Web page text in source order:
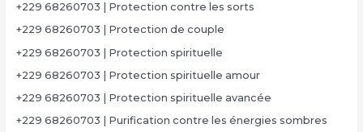
+229 68260703 | Protection contre les sorts
+229 68260703 | Protection de couple
+229 68260703 | Protection spirituelle
+229 68260703 | Protection spirituelle amour
+229 68260703 | Protection spirituelle avancée
+229 68260703 | Purification contre les énergies sombres